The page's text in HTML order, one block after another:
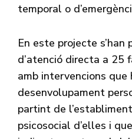
temporal o
En este projecte
d’atenció directa a 25
amb intervencions
desenvolupament
partint de
psicosocial d’elles i